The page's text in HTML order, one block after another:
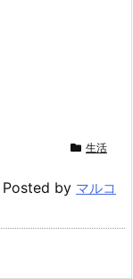
生活
Posted by マルコ